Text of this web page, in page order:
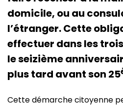
domicile, ou au
l’étranger. Cette
effectuer dans les
le seizième
plus tard avant son 25
Cette démarche citoyenne